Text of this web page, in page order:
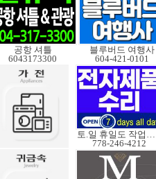
공항 셔틀
6043173300
블루버드 여행사
604-421-0101
토.일 휴일도 작업가능
778-246-4212